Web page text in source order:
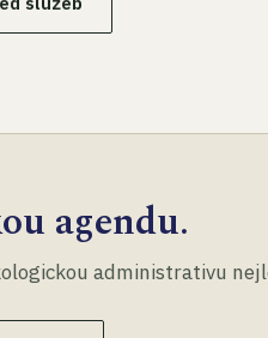
agendu.
administrativu